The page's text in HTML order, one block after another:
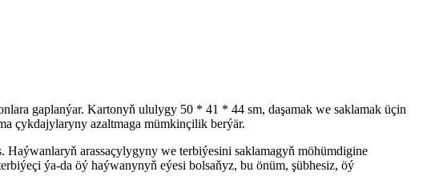
gaplanýar. Kartonyň ululygy 50 * 41 * 44 sm, daşamak we saklamak üçin
çykdajylaryny azaltmaga mümkinçilik berýär.
arassaçylygyny we terbiýesini saklamagyň möhümdigine
ýa-da öý haýwanynyň eýesi bolsaňyz, bu önüm, şübhesiz, öý